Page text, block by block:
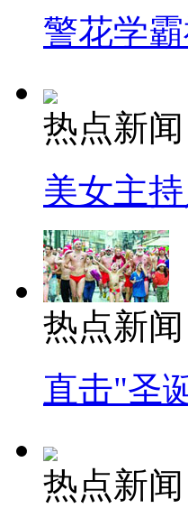
警花学
热点新闻
美女主
热点新闻
直击"圣
热点新闻